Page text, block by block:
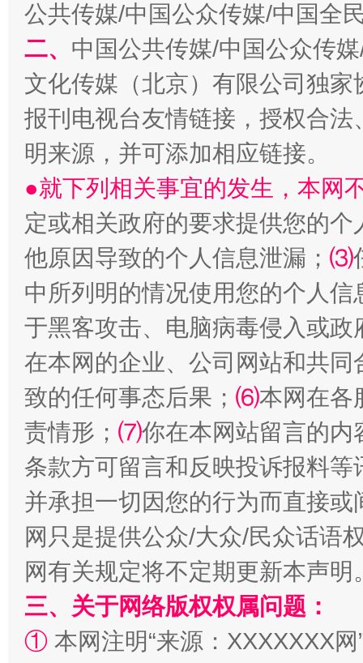
“刷贴”乱象丛生
揭批美国五大"原罪" "炒
解纷+调解+退费，一次搞定
站台名比不上好声名
公共传媒/中国公众传媒/中国全
二、 中国公共传媒/中国公众传
文化传媒（北京）有限公司独
报刊电视台友情链接，授权合
明来源，并可添加相应链接。
●就下列相关事宜的发生，本网
定或相关政府的要求提供您的个
他原因导致的个人信息泄漏； ⑶
中所列明的情况使用您的个人
于黑客攻击、电脑病毒侵入或
在本网的企业、公司网站和共
致的任何事态后果； ⑹本网在各
责情形； ⑺你在本网站留言的内
条款方可留言和反映投诉报料
并承担一切因您的行为而直接
网只是提供公众/大众/民众话语
网有关规定将不定期更新本声明
三、关于网络版权权属问题：
① 本网注明“来源：XXXXXXX